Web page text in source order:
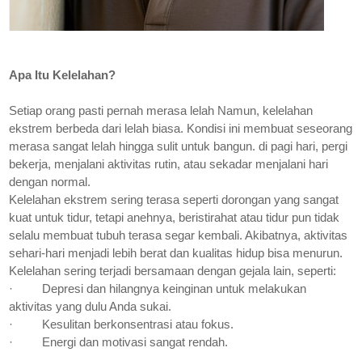
Apa Itu Kelelahan?
Setiap orang pasti pernah merasa lelah Namun, kelelahan
ekstrem berbeda dari lelah biasa. Kondisi ini membuat seseorang
merasa sangat lelah hingga sulit untuk bangun. di pagi hari, pergi
bekerja, menjalani aktivitas rutin, atau sekadar menjalani hari
dengan normal.
Kelelahan ekstrem sering terasa seperti dorongan yang sangat
kuat untuk tidur, tetapi anehnya, beristirahat atau tidur pun tidak
selalu membuat tubuh terasa segar kembali. Akibatnya, aktivitas
sehari-hari menjadi lebih berat dan kualitas hidup bisa menurun.
Kelelahan sering terjadi bersamaan dengan gejala lain, seperti:
·
Depresi dan hilangnya keinginan untuk melakukan
aktivitas yang dulu Anda sukai.
·
Kesulitan berkonsentrasi atau fokus.
·
Energi dan motivasi sangat rendah.